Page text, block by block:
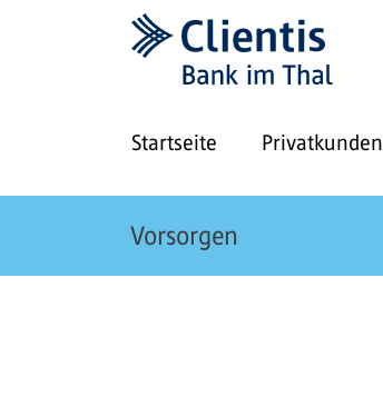
Startseite Privatkunden
Vorsorgen